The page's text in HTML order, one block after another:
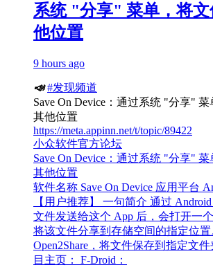
系统 "分享" 菜单，将
他位置
9 hours ago
📣 #发现频道
Save On Device：通过系统 "分享"
其他位置
https://meta.appinn.net/t/topic/89422
小众软件官方论坛
Save On Device：通过系统 "分享"
其他位置
软件名称 Save On Device 应用平台
【用户推荐】 一句简介 通过
文件发送给这个 App 后，会打开一
将该文件分享到存储空间的指定位置
Open2Share，将文件保存到指定文
目主页： F-Droid：